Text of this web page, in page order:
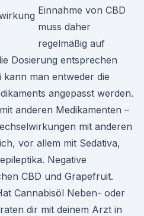
Einnahme von CBD
muss daher
regelmäßig auf
Dosierung entsprechen
kann man entweder die
angepasst werden.
anderen Medikamenten –
mit anderen
vor allem mit Sedativa,
Negative
CBD und Grapefruit.
Cannabisöl Neben- oder
dir mit deinem Arzt in